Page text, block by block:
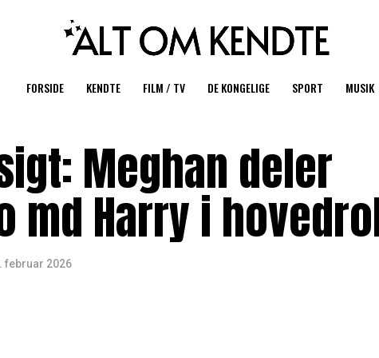
FORSIDE KENDTE FILM / TV DE KONGELIGE SPORT MUSIK
Meghan deler
md Harry i
februar 2026